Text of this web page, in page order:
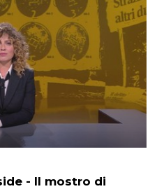
- Il mostro di